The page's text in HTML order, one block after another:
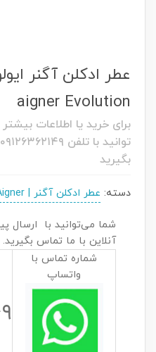
عطر ادکلن آگنر
aigner Evolution
برای خرید یا اطلاعات
بگیرید
دسته: عطر ادکلن آگنر | Aigner
شما می‌توانید با ارسال
آنلاین با ما تماس بگیرید.
شماره تماس با
واتساپ